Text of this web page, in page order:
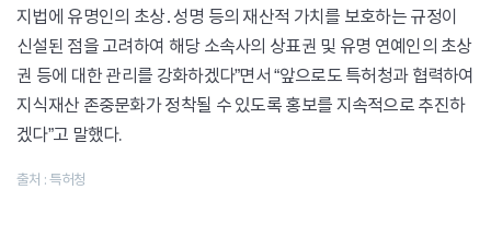
지법에 유명인의 초상․성명 등의 재산적 가치를 보호하는 규정이
신설된 점을 고려하여 해당 소속사의 상표권 및 유명 연예인의 초상
권 등에 대한 관리를 강화하겠다”면서 “앞으로도 특허청과 협력하여
지식재산 존중문화가 정착될 수 있도록 홍보를 지속적으로 추진하
겠다”고 말했다.
출처 : 특허청